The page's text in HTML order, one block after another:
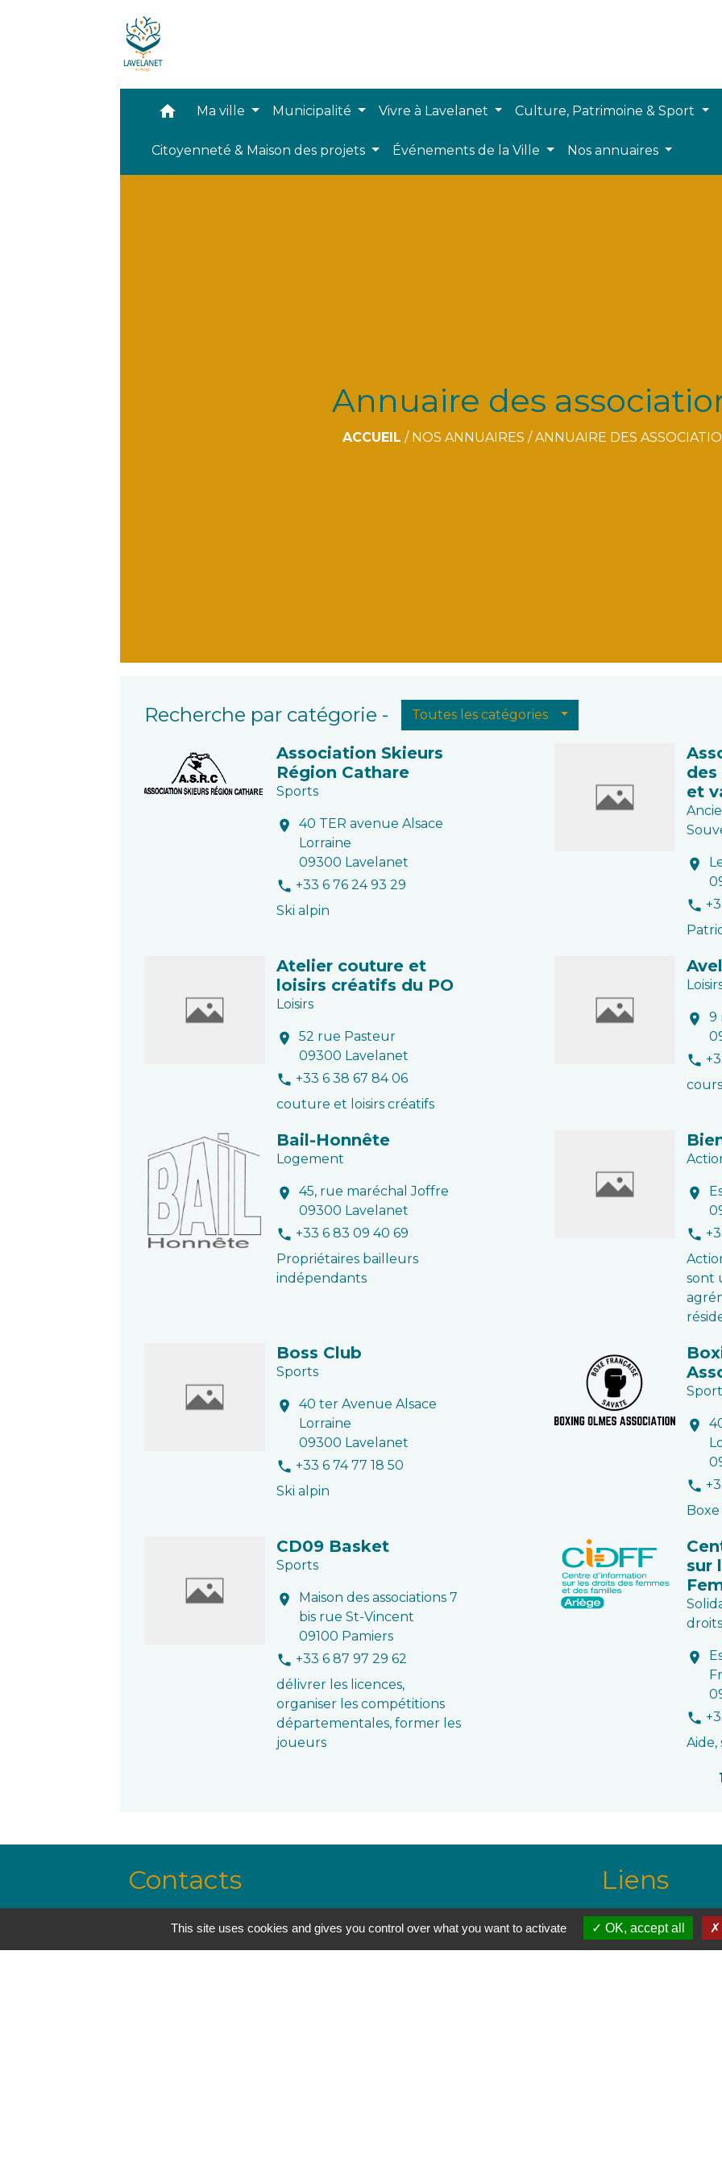
home Ma ville Municipalité Vivre à Lavelanet Culture, Patrimoine & Sport
Citoyenneté & Maison des projets Événements de la Ville Nos annuaires
Annuaire des
ACCUEIL / NOS ANNUAIRES /ANNUAIRE DES
Recherche par catégorie - Toutes les catégories
Association Skieurs
Région Cathare
Sports
location_on
40 TER avenue Alsace
Lorraine
09300 Lavelanet
phone +33 6 76 24 93 29
Ski alpin
des
et
location_on
phone
Atelier couture et
loisirs créatifs du PO
Loisirs
location_on
52 rue Pasteur
09300 Lavelanet
phone +33 6 38 67 84 06
couture et loisirs créatifs
location_on
9
phone
Bail-Honnête
Logement
location_on
45, rue maréchal Joffre
09300 Lavelanet
phone +33 6 83 09 40 69
Propriétaires bailleurs
indépendants
location_on
phone
sont
Boss Club
Sports
location_on
40 ter Avenue Alsace
Lorraine
09300 Lavelanet
phone +33 6 74 77 18 50
Ski alpin
location_on
phone
CD09 Basket
Sports
location_on
Maison des associations 7
bis rue St-Vincent
09100 Pamiers
phone +33 6 87 97 29 62
délivrer les licences,
organiser les compétitions
départementales, former les
joueurs
sur
droits
location_on
phone
Aide,
Contacts
Hôtel de Ville - 7, avenue Alsace Lorraine
09300 Lavelanet - FRANCE
Liens
Communauté de
Pays des Pyrénées
This site uses cookies and gives you control over what you want to activate OK, accept all